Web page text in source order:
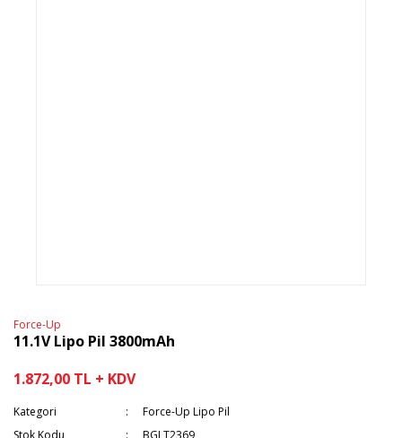
Force-Up
11.1V Lipo Pil 3800mAh
1.872,00 TL + KDV
Kategori
Force-Up Lipo Pil
Stok Kodu
BGLT2369